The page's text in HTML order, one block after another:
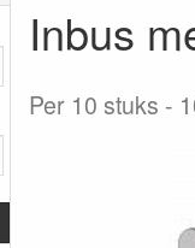
Inbus
Per 10 stuks